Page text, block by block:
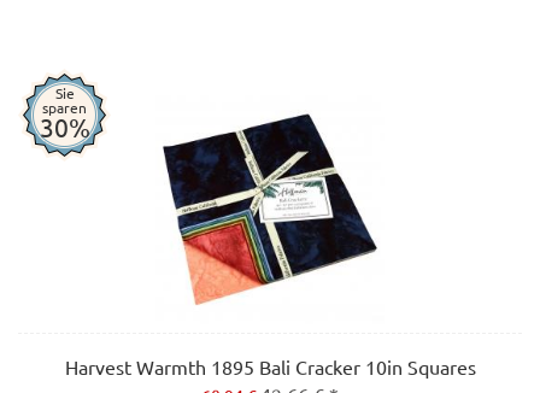
Sie
sparen
30%
Harvest Warmth 1895 Bali Cracker 10in Squares